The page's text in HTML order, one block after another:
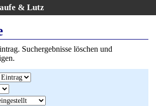
& Lutz
Suchergebnisse löschen und